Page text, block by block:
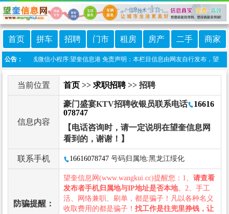
首页 拼车 招聘 门市 租房 房产 二手 商家
公告：
本站上线微信小程序:望奎信息港 免责声明：本栏目信息由网友自行发布，望奎
当前位置 首页 >> 求职招聘>> 招聘
信息内容
豪门盛宴KTV招聘收银员联系电话
16616
078747
【电话咨询时，请一定说明在望奎信息网
看到的，谢谢！】
联系手机 16616078747 号码归属地:黑龙江绥化
防骗提醒：
望奎信息网(www.wangkui.cc)提醒您：1、 请查看
发布者手机归属地与IP地址是否本地。2、手工
活、网络兼职、刷单，都是骗子！凡以各种名义
收取费用的都是骗子！ 找工作是往兜里挣钱，让